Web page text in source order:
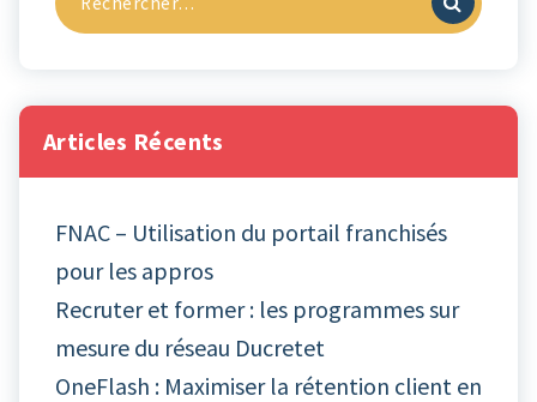
pour :
Articles Récents
FNAC – Utilisation du portail franchisés
pour les appros
Recruter et former : les programmes sur
mesure du réseau Ducretet
OneFlash : Maximiser la rétention client en